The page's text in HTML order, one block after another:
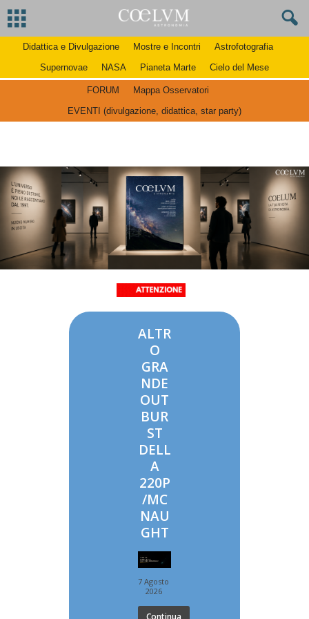
Didattica e Divulgazione Mostre e Incontri
Astrofotografia
Supernovae
NASA Pianeta Marte Cielo del Mese
FORUM
Mappa Osservatori
EVENTI (divulgazione, didattica, star party)
ALTR
O
GRA
NDE
OUT
BUR
ST
DELL
A
220P
/MC
NAU
GHT
7 Agosto
2026
Continua